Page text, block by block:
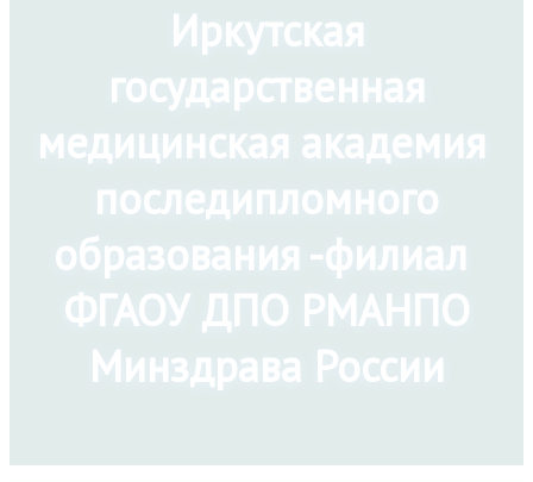
Иркутская
государственная
медицинская академия
последипломного
образования -филиал
ФГАОУ ДПО РМАНПО
Минздрава России